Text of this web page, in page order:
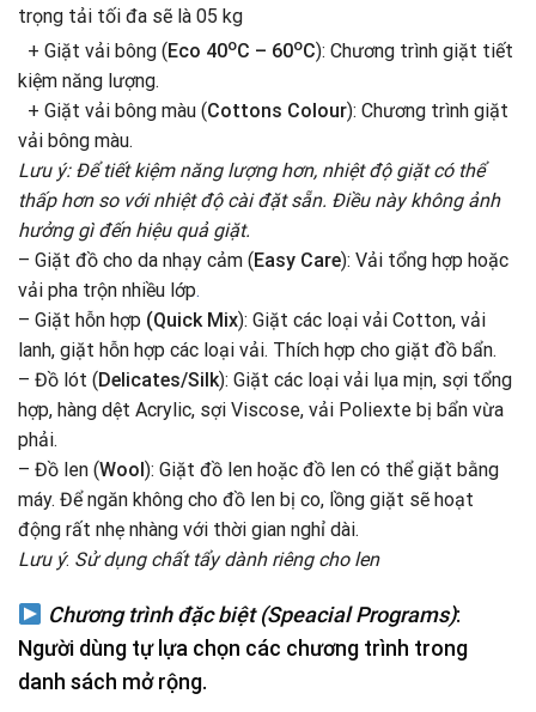
trọng tải tối đa sẽ là 05 kg
+ Giặt vải bông (Eco 40oC – 60oC): Chương trình giặt tiết
kiệm năng lượng.
+ Giặt vải bông màu (Cottons Colour): Chương trình giặt
vải bông màu.
Lưu ý: Để tiết kiệm năng lượng hơn, nhiệt độ giặt có thể
thấp hơn so với nhiệt độ cài đặt sẵn. Điều này không ảnh
hưởng gì đến hiệu quả giặt.
– Giặt đồ cho da nhạy cảm (Easy Care): Vải tổng hợp hoặc
vải pha trộn nhiều lớp.
– Giặt hỗn hợp (Quick Mix): Giặt các loại vải Cotton, vải
lanh, giặt hỗn hợp các loại vải. Thích hợp cho giặt đồ bẩn.
– Đồ lót (Delicates/Silk): Giặt các loại vải lụa mịn, sợi tổng
hợp, hàng dệt Acrylic, sợi Viscose, vải Poliexte bị bẩn vừa
phải.
– Đồ len (Wool): Giặt đồ len hoặc đồ len có thể giặt bằng
máy. Để ngăn không cho đồ len bị co, lồng giặt sẽ hoạt
động rất nhẹ nhàng với thời gian nghỉ dài.
Lưu ý: Sử dụng chất tẩy dành riêng cho len
Chương trình đặc biệt (Speacial Programs):
Người dùng tự lựa chọn các chương trình trong
danh sách mở rộng.